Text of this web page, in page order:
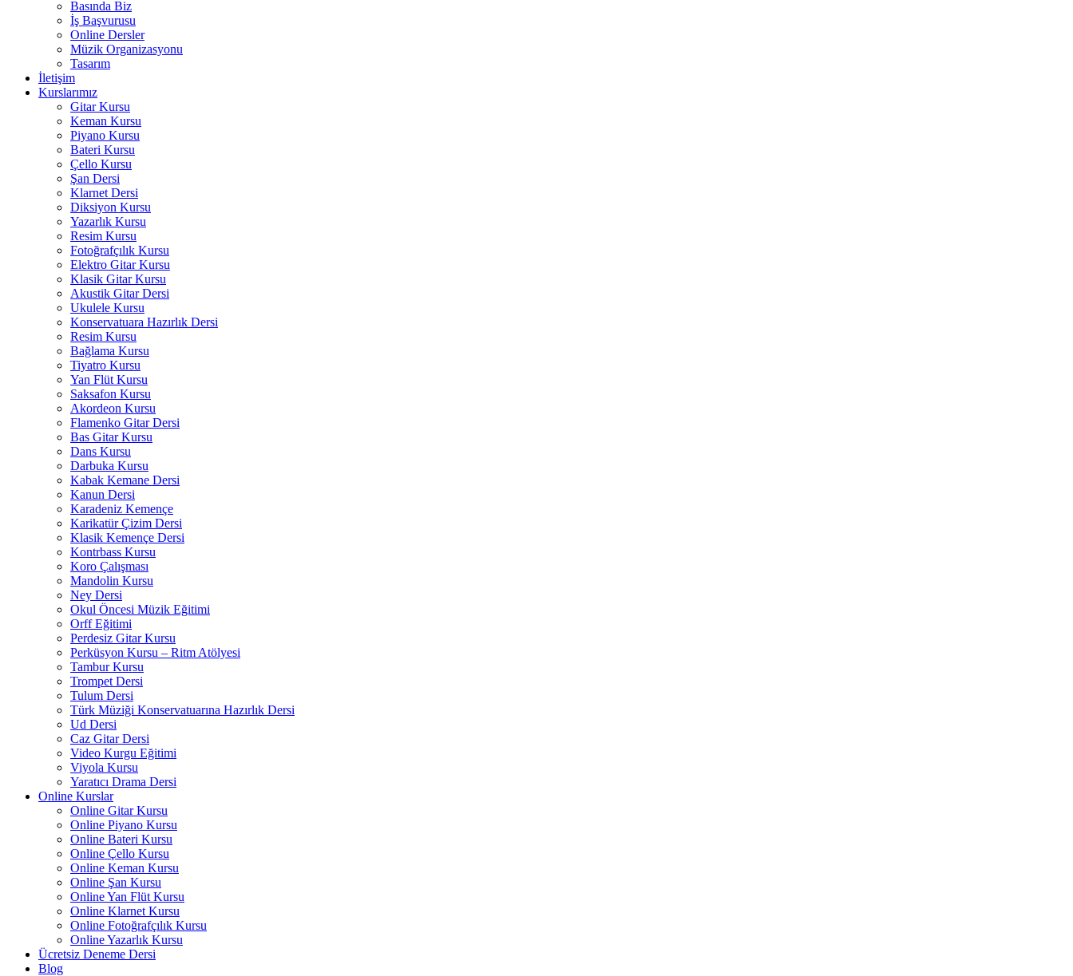
Basında Biz
İş Başvurusu
Online Dersler
Müzik Organizasyonu
Tasarım
İletişim
Kurslarımız
Gitar Kursu
Keman Kursu
Piyano Kursu
Bateri Kursu
Çello Kursu
Şan Dersi
Klarnet Dersi
Diksiyon Kursu
Yazarlık Kursu
Resim Kursu
Fotoğrafçılık Kursu
Elektro Gitar Kursu
Klasik Gitar Kursu
Akustik Gitar Dersi
Ukulele Kursu
Konservatuara Hazırlık Dersi
Resim Kursu
Bağlama Kursu
Tiyatro Kursu
Yan Flüt Kursu
Saksafon Kursu
Akordeon Kursu
Flamenko Gitar Dersi
Bas Gitar Kursu
Dans Kursu
Darbuka Kursu
Kabak Kemane Dersi
Kanun Dersi
Karadeniz Kemençe
Karikatür Çizim Dersi
Klasik Kemençe Dersi
Kontrbass Kursu
Koro Çalışması
Mandolin Kursu
Ney Dersi
Okul Öncesi Müzik Eğitimi
Orff Eğitimi
Perdesiz Gitar Kursu
Perküsyon Kursu – Ritm Atölyesi
Tambur Kursu
Trompet Dersi
Tulum Dersi
Türk Müziği Konservatuarına Hazırlık Dersi
Ud Dersi
Caz Gitar Dersi
Video Kurgu Eğitimi
Viyola Kursu
Yaratıcı Drama Dersi
Online Kurslar
Online Gitar Kursu
Online Piyano Kursu
Online Bateri Kursu
Online Çello Kursu
Online Keman Kursu
Online Şan Kursu
Online Yan Flüt Kursu
Online Klarnet Kursu
Online Fotoğrafçılık Kursu
Online Yazarlık Kursu
Ücretsiz Deneme Dersi
Blog